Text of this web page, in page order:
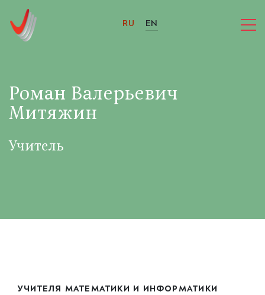
RU EN
Роман Валерьевич
Митяжин
Учитель
УЧИТЕЛЯ МАТЕМАТИКИ И ИНФОРМАТИКИ